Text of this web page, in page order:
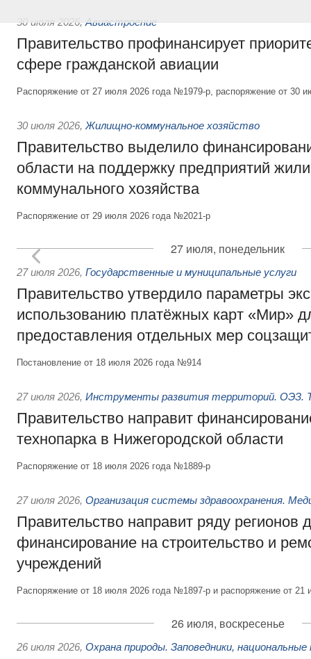
30 июля 2026, Авиастроение
Правительство профинансирует
сфере гражданской авиации
Распоряжение от 27 июля 2026 года №1979-р, распоряжение от 30
30 июля 2026, Жилищно-коммунальное хозяйство
Правительство выделило
области на поддержку предприятий
коммунального хозяйства
Распоряжение от 29 июля 2026 года №2021-р
27 июля, понедельник
27 июля 2026, Государственные и муниципальные услуги
Правительство утвердило параметры
использованию платёжных карт «Мир»
предоставления отдельных мер
Постановление от 18 июля 2026 года №914
27 июля 2026, Инструменты развития территорий. ОЭЗ.
Правительство направит
технопарка в Нижегородской области
Распоряжение от 18 июля 2026 года №1889-р
27 июля 2026, Организация системы здравоохранения.
Правительство направит ряду регионов
финансирование на строительство и
учреждений
Распоряжение от 18 июля 2026 года №1897-р и распоряжение от
26 июля, воскресенье
26 июля 2026, Охрана природы. Заповедники, национальные